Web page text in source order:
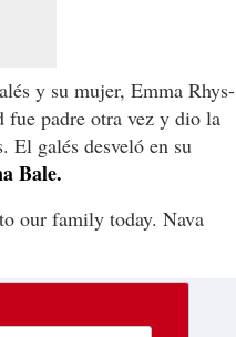
y su mujer, Emma Rhys-
fue padre otra vez y dio la
El galés desveló en su
Bale.
our family today. Nava